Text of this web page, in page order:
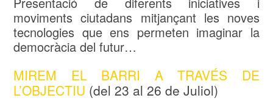
moviments ciutadans mitjançant les noves
tecnologies que ens permeten imaginar la
democràcia del futur…
MIREM EL BARRI A TRAVÉS DE
L’OBJECTIU (del 23 al 26 de Juliol)